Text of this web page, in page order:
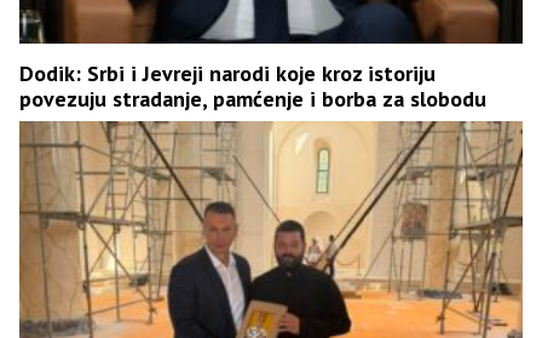
Dodik: Srbi i Јevreji narodi koje kroz istoriju
povezuju stradanje, pamćenje i borba za slobodu